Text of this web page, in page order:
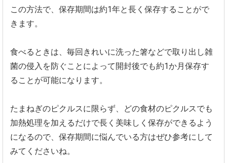
この方法で、保存期間は約1年と長く保存することがで
きます。
食べるときは、毎回きれいに洗った箸などで取り出し雑
菌の侵入を防ぐことによって開封後でも約1か月保存す
ることが可能になります。
たまねぎのピクルスに限らず、どの食材のピクルスでも
加熱処理を加えるだけで長く美味しく保存ができるよう
になるので、保存期間に悩んでいる方はぜひ参考にして
みてくださいね。